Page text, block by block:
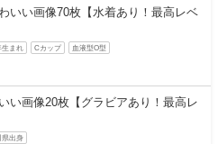
いい画像70枚【水着あり！最高レベ
生まれ Cカップ 血液型O型
い画像20枚【グラビアあり！最高レ
県出身